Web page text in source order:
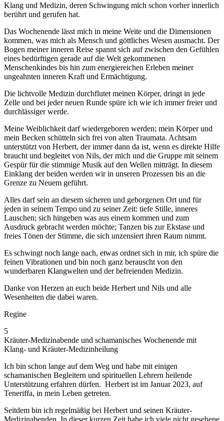
Klang und Medizin, deren Schwingung mich schon vorher innerlich
berührt und gerufen hat.
Das Wochenende lässt mich in meine Weite und die Dimensionen
kommen, was mich als Mensch und göttliches Wesen ausmacht. Der
Bogen meiner inneren Reise spannt sich auf zwischen den Gefühlen
eines bedürftigen gerade auf die Welt gekommenen
Menschenkindes bis hin zum energiereichen Erleben meiner
ungeahnten inneren Kraft und Ermächtigung.
Die lichtvolle Medizin durchflutet meinen Körper, dringt in jede
Zelle und bei jeder neuen Runde spüre ich wie ich immer freier und
durchlässiger werde.
Meine Weiblichkeit darf wiedergeboren werden; mein Körper und
mein Becken schütteln sich frei von alten Traumata. Achtsam
unterstützt von Herbert, der immer dann da ist, wenn es direkte Hilfe
braucht und begleitet von Nils, der mich und die Gruppe mit seinem
Gespür für die stimmige Musik auf den Wellen mitträgt. In diesem
Einklang der beiden werden wir in unseren Prozessen bis an die
Grenze zu Neuem geführt.
Alles darf sein an diesem sicheren und geborgenen Ort und für
jeden in seinem Tempo und zu seiner Zeit: tiefe Stille, inneres
Lauschen; sich hingeben was aus einem kommen und zum
Ausdruck gebracht werden möchte; Tanzen bis zur Ekstase und
freies Tönen der Stimme, die sich unzensiert ihren Raum nimmt.
Es schwingt noch lange nach, etwas ordnet sich in mir, ich spüre die
feinen Vibrationen und bin noch ganz berauscht von den
wunderbaren Klangwelten und der befreienden Medizin.
Danke von Herzen an euch beide Herbert und Nils und alle
Wesenheiten die dabei waren.
Regine
5
Kräuter-Medizinabende und schamanisches Wochenende mit
Klang- und Kräuter-Medizinheilung
Ich bin schon lange auf dem Weg und habe mit einigen
schamanischen Begleitern und spirituellen Lehrern heilende
Unterstützung erfahren dürfen. Herbert ist im Januar 2023, auf
Teneriffa, in mein Leben getreten.
Seitdem bin ich regelmäßig bei Herbert und seinen Kräuter-
Medizinabenden. In dieser kurzen Zeit habe ich viele nicht gesehene